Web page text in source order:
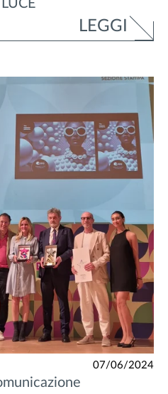
LEGGI
07/06/2024